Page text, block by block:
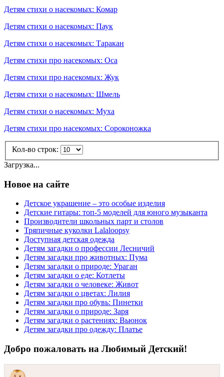
Детям стихи о насекомых: Комар
Детям стихи о насекомых: Паук
Детям стихи о насекомых: Таракан
Детям стихи про насекомых: Оса
Детям стихи про насекомых: Жук
Детям стихи о насекомых: Шмель
Детям стихи о насекомых: Муха
Детям стихи про насекомых: Сороконожка
Кол-во строк:
Загрузка...
Новое на сайте
Детское украшение – это особые изделия
Детские гитары: топ-5 моделей для юного музыканта
Производители школьных парт и столов
Тряпичные куколки Lalaloopsy
Доступная детская одежда
Детям загадки о профессии Лесничий
Детям загадки про животных: Пума
Детям загадки о природе: Ураган
Детям загадки о еде: Котлеты
Детям загадки о человеке: Живот
Детям загадки о цветах: Лилия
Детям загадки про обувь: Пинетки
Детям загадки о природе: Заря
Детям загадки о растениях: Вьюнок
Детям загадки про одежду: Платье
Добро пожаловать на Любимый Детский!